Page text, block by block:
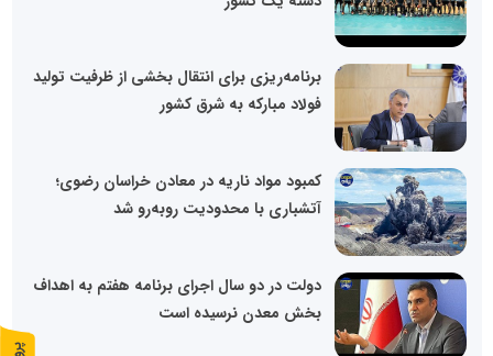
برنامه‌ریزی برای انتقال بخشی از ظرفیت تولید
فولاد مبارکه به شرق کشور
کمبود مواد ناریه در معادن خراسان رضوی؛
آتشباری با محدودیت روبه‌رو شد
دولت در دو سال اجرای برنامه هفتم به اهداف
بخش معدن نرسیده است